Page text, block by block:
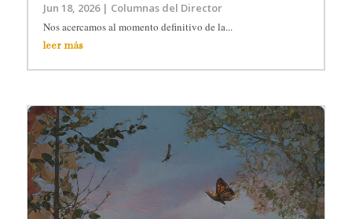
Jun 18, 2026| Columnas del Director
Nos acercamos al momento definitivo de la...
leer más